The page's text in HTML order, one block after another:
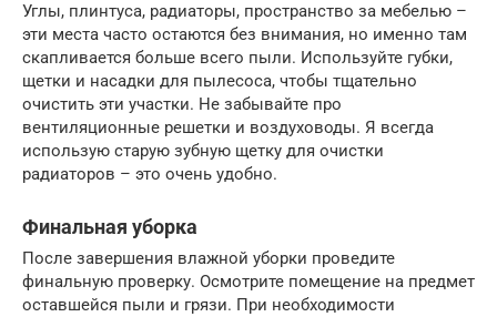
Углы, плинтуса, радиаторы, пространство за мебелью –
эти места часто остаются без внимания, но именно там
скапливается больше всего пыли. Используйте губки,
щетки и насадки для пылесоса, чтобы тщательно
очистить эти участки. Не забывайте про
вентиляционные решетки и воздуховоды. Я всегда
использую старую зубную щетку для очистки
радиаторов – это очень удобно.
Финальная уборка
После завершения влажной уборки проведите
финальную проверку. Осмотрите помещение на предмет
оставшейся пыли и грязи. При необходимости